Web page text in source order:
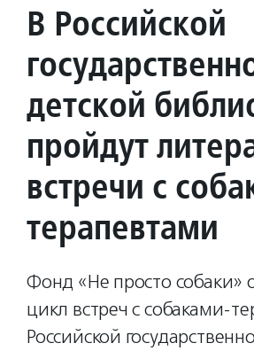
В Российской
детской
пройдут
встречи с
терапевтами
Фонд «Не просто собаки»
цикл встреч с собаками-
Российской